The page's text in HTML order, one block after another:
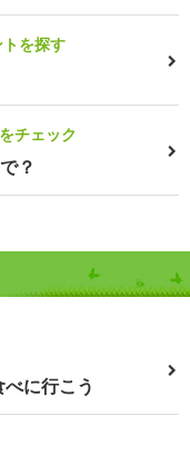
を探す
チェック
？
に行こう